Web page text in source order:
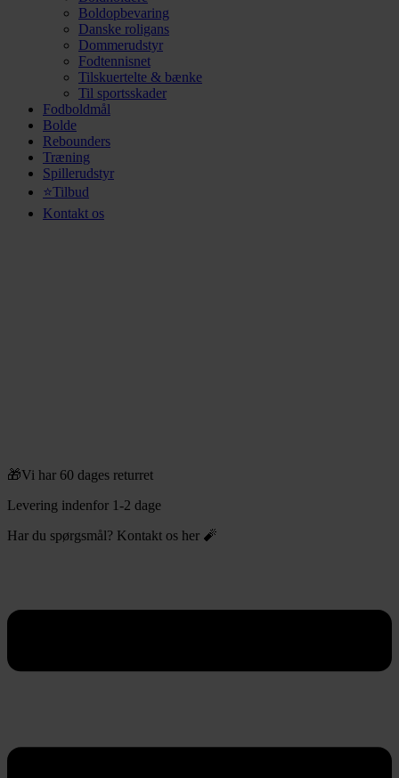
Boldopbevaring
Danske roligans
Dommerudstyr
Fodtennisnet
Tilskuertelte & bænke
Til sportsskader
Fodboldmål
Bolde
Rebounders
Træning
Spillerudstyr
⭐Tilbud
Kontakt os
🎁Vi har 60 dages returret
Levering indenfor 1-2 dage
Har du spørgsmål? Kontakt os her 🧨